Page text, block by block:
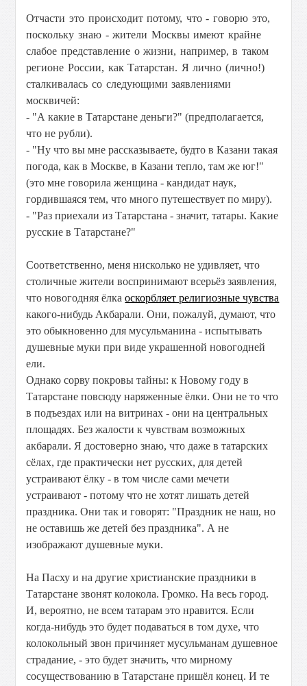
Отчасти это происходит потому, что - говорю это,
поскольку знаю - жители Москвы имеют крайне
слабое представление о жизни, например, в таком
регионе России, как Татарстан. Я лично (лично!)
сталкивалась со следующими заявлениями
москвичей:
- "А какие в Татарстане деньги?" (предполагается,
что не рубли).
- "Ну что вы мне рассказываете, будто в Казани такая
погода, как в Москве, в Казани тепло, там же юг!"
(это мне говорила женщина - кандидат наук,
гордившаяся тем, что много путешествует по миру).
- "Раз приехали из Татарстана - значит, татары. Какие
русские в Татарстане?"
Соответственно, меня нисколько не удивляет, что
столичные жители воспринимают всерьёз заявления,
что новогодняя ёлкаоскорбляет религиозные чувства
какого-нибудь Акбарали. Они, пожалуй, думают, что
это обыкновенно для мусульманина - испытывать
душевные муки при виде украшенной новогодней
ели.
Однако сорву покровы тайны: к Новому году в
Татарстане повсюду наряженные ёлки. Они не то что
в подъездах или на витринах - они на центральных
площадях. Без жалости к чувствам возможных
акбарали. Я достоверно знаю, что даже в татарских
сёлах, где практически нет русских, для детей
устраивают ёлку - в том числе сами мечети
устраивают - потому что не хотят лишать детей
праздника. Они так и говорят: "Праздник не наш, но
не оставишь же детей без праздника". А не
изображают душевные муки.
На Пасху и на другие христианские праздники в
Татарстане звонят колокола. Громко. На весь город.
И, вероятно, не всем татарам это нравится. Если
когда-нибудь это будет подаваться в том духе, что
колокольный звон причиняет мусульманам душевное
страдание, - это будет значить, что мирному
сосуществованию в Татарстане пришёл конец. И те